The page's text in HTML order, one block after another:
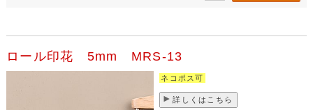
ロール印花 5mm MRS-13
ネコポス可
詳しくはこちら